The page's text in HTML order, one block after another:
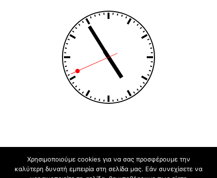
Πνευματικά δικαιώματα © 2026 Ενιαίο Ειδικό Επαγγελματικό
Γυμνάσιο - Λύκειο Κέρκυρας .
Χρησιμοποιούμε cookies για να σας προσφέρουμε την
καλύτερη δυνατή εμπειρία στη σελίδα μας. Εάν συνεχίσετε να